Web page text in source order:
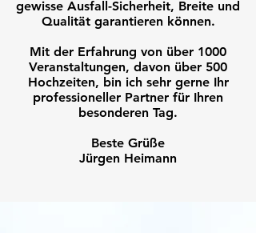
gewisse Ausfall-Sicherheit, Breite und
Qualität garantieren können.
Mit der Erfahrung von über 1000
Veranstaltungen, davon über 500
Hochzeiten, bin ich sehr gerne Ihr
professioneller Partner für Ihren
besonderen Tag.
Beste Grüße
Jürgen Heimann